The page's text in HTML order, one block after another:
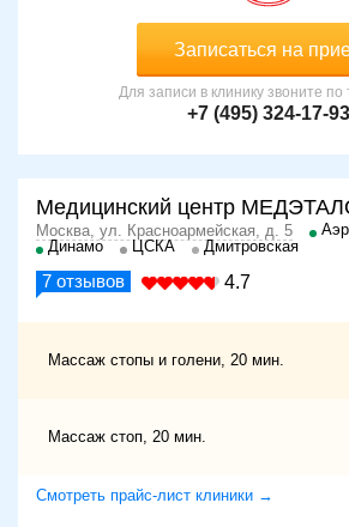
Записаться на
Для записи в клинику звоните
+7 (495) 324-17-93
Медицинский центр
Москва, ул. Красноармейская, д. 5
Динамо
ЦСКА Дмитровская
7 отзывов 4.7
Массаж стопы и голени, 20 мин.
Массаж стоп, 20 мин.
Смотреть прайс-лист клиники →